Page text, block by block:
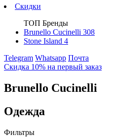
Скидки
ТОП Бренды
Brunello Cucinelli 308
Stone Island 4
Telegram Whatsapp Почта
Скидка 10% на первый заказ
Brunello Cucinelli
Одежда
Фильтры